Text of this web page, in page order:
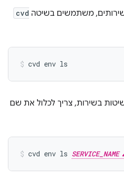
משתמשים בשיטה cvd
cvd env ls
בשירות, צריך לכלול את שם
cvd env ls SERVICE_NAME